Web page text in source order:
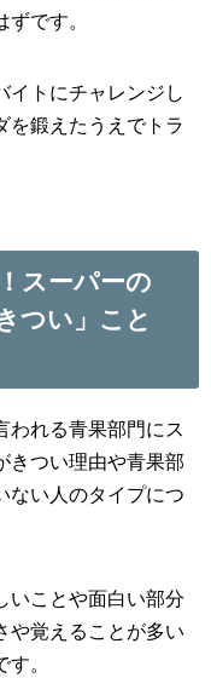
です。
イトにチャレンジし
を鍛えたうえでトラ
スーパーの
つい」こと
われる青果部門にス
きつい理由や青果部
ない人のタイプにつ
いことや面白い部分
や覚えることが多い
。